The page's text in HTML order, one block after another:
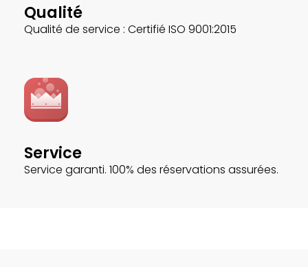
Qualité
Qualité de service : Certifié ISO 9001:2015
Service
Service garanti. 100% des réservations assurées.